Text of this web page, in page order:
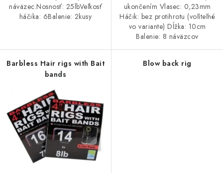
náväzec.Nosnosť: 25lbVeľkosť
háčika: 6Balenie: 2kusy
ukončením Vlasec: 0,23mm
Háčik: bez protihrotu (voľiteľné
vo variante) Dĺžka: 10cm
Balenie: 8 náväzcov
Barbless Hair rigs with Bait
bands
Blow back rig